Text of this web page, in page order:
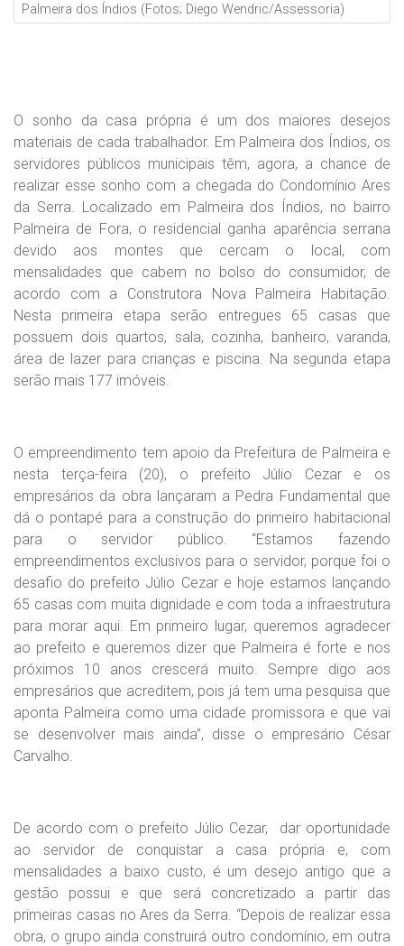
Palmeira dos Índios (Fotos; Diego Wendric/Assessoria)
O sonho da casa própria é um dos maiores desejos
materiais de cada trabalhador. Em Palmeira dos Índios, os
servidores públicos municipais têm, agora, a chance de
realizar esse sonho com a chegada do Condomínio Ares
da Serra. Localizado em Palmeira dos Índios, no bairro
Palmeira de Fora, o residencial ganha aparência serrana
devido aos montes que cercam o local, com
mensalidades que cabem no bolso do consumidor, de
acordo com a Construtora Nova Palmeira Habitação.
Nesta primeira etapa serão entregues 65 casas que
possuem dois quartos, sala, cozinha, banheiro, varanda,
área de lazer para crianças e piscina. Na segunda etapa
serão mais 177 imóveis.
O empreendimento tem apoio da Prefeitura de Palmeira e
nesta terça-feira (20), o prefeito Júlio Cezar e os
empresários da obra lançaram a Pedra Fundamental que
dá o pontapé para a construção do primeiro habitacional
para o servidor público. “Estamos fazendo
empreendimentos exclusivos para o servidor, porque foi o
desafio do prefeito Júlio Cezar e hoje estamos lançando
65 casas com muita dignidade e com toda a infraestrutura
para morar aqui. Em primeiro lugar, queremos agradecer
ao prefeito e queremos dizer que Palmeira é forte e nos
próximos 10 anos crescerá muito. Sempre digo aos
empresários que acreditem, pois já tem uma pesquisa que
aponta Palmeira como uma cidade promissora e que vai
se desenvolver mais ainda”, disse o empresário César
Carvalho.
De acordo com o prefeito Júlio Cezar, dar oportunidade
ao servidor de conquistar a casa própria e, com
mensalidades a baixo custo, é um desejo antigo que a
gestão possui e que será concretizado a partir das
primeiras casas no Ares da Serra. “Depois de realizar essa
obra, o grupo ainda construirá outro condomínio, em outra